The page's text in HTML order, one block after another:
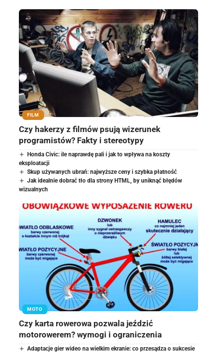
FILM
Czy hakerzy z filmów psują wizerunek
programistów? Fakty i stereotypy
Honda Civic: ile naprawdę pali i jak to wpływa na koszty
eksploatacji
Skup używanych ubrań: najwyższe ceny i szybka płatność
Jak idealnie dobrać tło dla strony HTML, by uniknąć błędów
wizualnych
MOTO
Czy karta rowerowa pozwala jeździć
motorowerem? wymogi i ograniczenia
Adaptacje gier wideo na wielkim ekranie: co przesądza o sukcesie